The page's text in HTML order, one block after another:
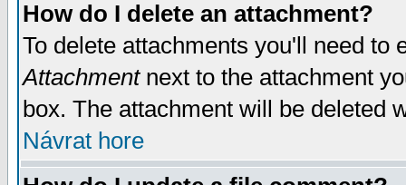
How do I delete an attachment?
To delete attachments you'll need
Attachmentnext to the attachment
box. The attachment will be deleted
Návrat hore